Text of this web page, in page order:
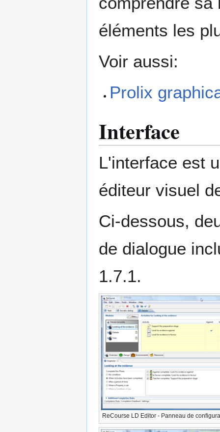
éléments les
Voir aussi:
Prolix
Interface
L'interface est
éditeur visuel
Ci-dessous,
de dialogue
1.7.1.
ReCourse LD Editor - Panneau de